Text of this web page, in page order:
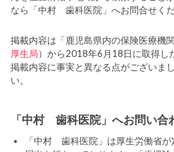
なら「中村 歯科医院」へお問合せくだ
掲載内容は「鹿児島県内の保険医療機
厚生局）から2018年6月18日に取得し
掲載内容に事実と異なる点がございまし
い。
「中村 歯科医院」へお問い合
「中村 歯科医院」は厚生労働省